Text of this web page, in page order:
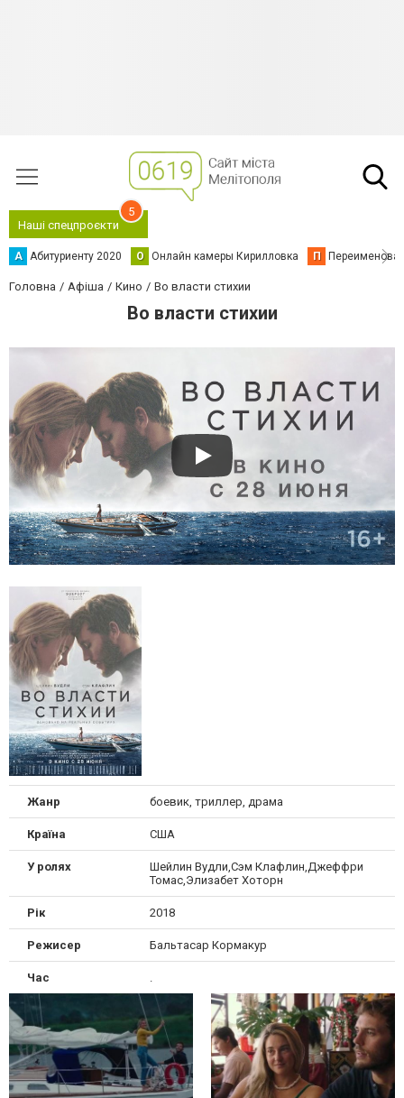
Наші спецпроєкти
5
А Абитуриенту 2020 О Онлайн камеры Кирилловка П
Головна Афіша Кино Во власти стихии
Во власти стихии
Жанр боевик, триллер, драма
Країна США
У ролях
Шейлин Вудли,Сэм Клафлин,Джеффри
Томас,Элизабет Хоторн
Рік 2018
Режисер Бальтасар Кормакур
Час